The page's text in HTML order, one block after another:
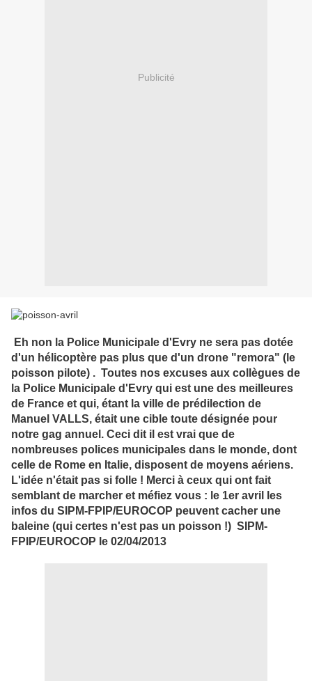
Publicité
Eh non la Police Municipale d'Evry ne sera pas dotée
d'un hélicoptère pas plus que d'un drone "remora" (le
poisson pilote) . Toutes nos excuses aux collègues de
la Police Municipale d'Evry qui est une des meilleures
de France et qui, étant la ville de prédilection de
Manuel VALLS, était une cible toute désignée pour
notre gag annuel. Ceci dit il est vrai que de
nombreuses polices municipales dans le monde, dont
celle de Rome en Italie, disposent de moyens aériens.
L'idée n'était pas si folle ! Merci à ceux qui ont fait
semblant de marcher et méfiez vous : le 1er avril les
infos du SIPM-FPIP/EUROCOP peuvent cacher une
baleine (qui certes n'est pas un poisson !) SIPM-
FPIP/EUROCOP le 02/04/2013